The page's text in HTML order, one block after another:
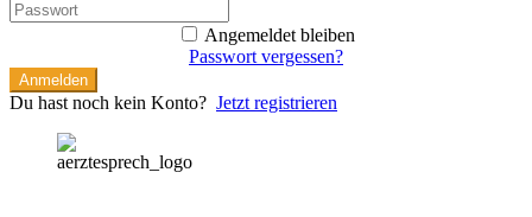
Angemeldet bleiben
Passwort vergessen?
Anmelden
Du hast noch kein Konto? Jetzt registrieren